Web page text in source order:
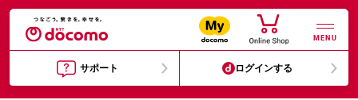
MENU
サポート ログインする